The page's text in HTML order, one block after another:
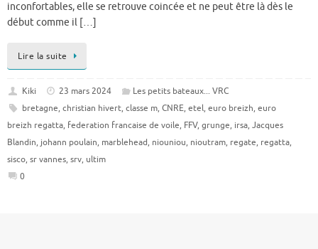
inconfortables, elle se retrouve coincée et ne peut être là dès le
début comme il […]
Lire la suite
Kiki 23 mars 2024
Les petits bateaux... VRC
bretagne, christian hivert, classe m, CNRE, etel, euro breizh, euro
breizh regatta, federation francaise de voile, FFV, grunge, irsa, Jacques
Blandin, johann poulain, marblehead, niouniou, nioutram, regate, regatta,
sisco, sr vannes, srv, ultim
0